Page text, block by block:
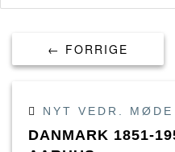
← FORRIGE
NYT VEDR. MØDE
DANMARK 1851-